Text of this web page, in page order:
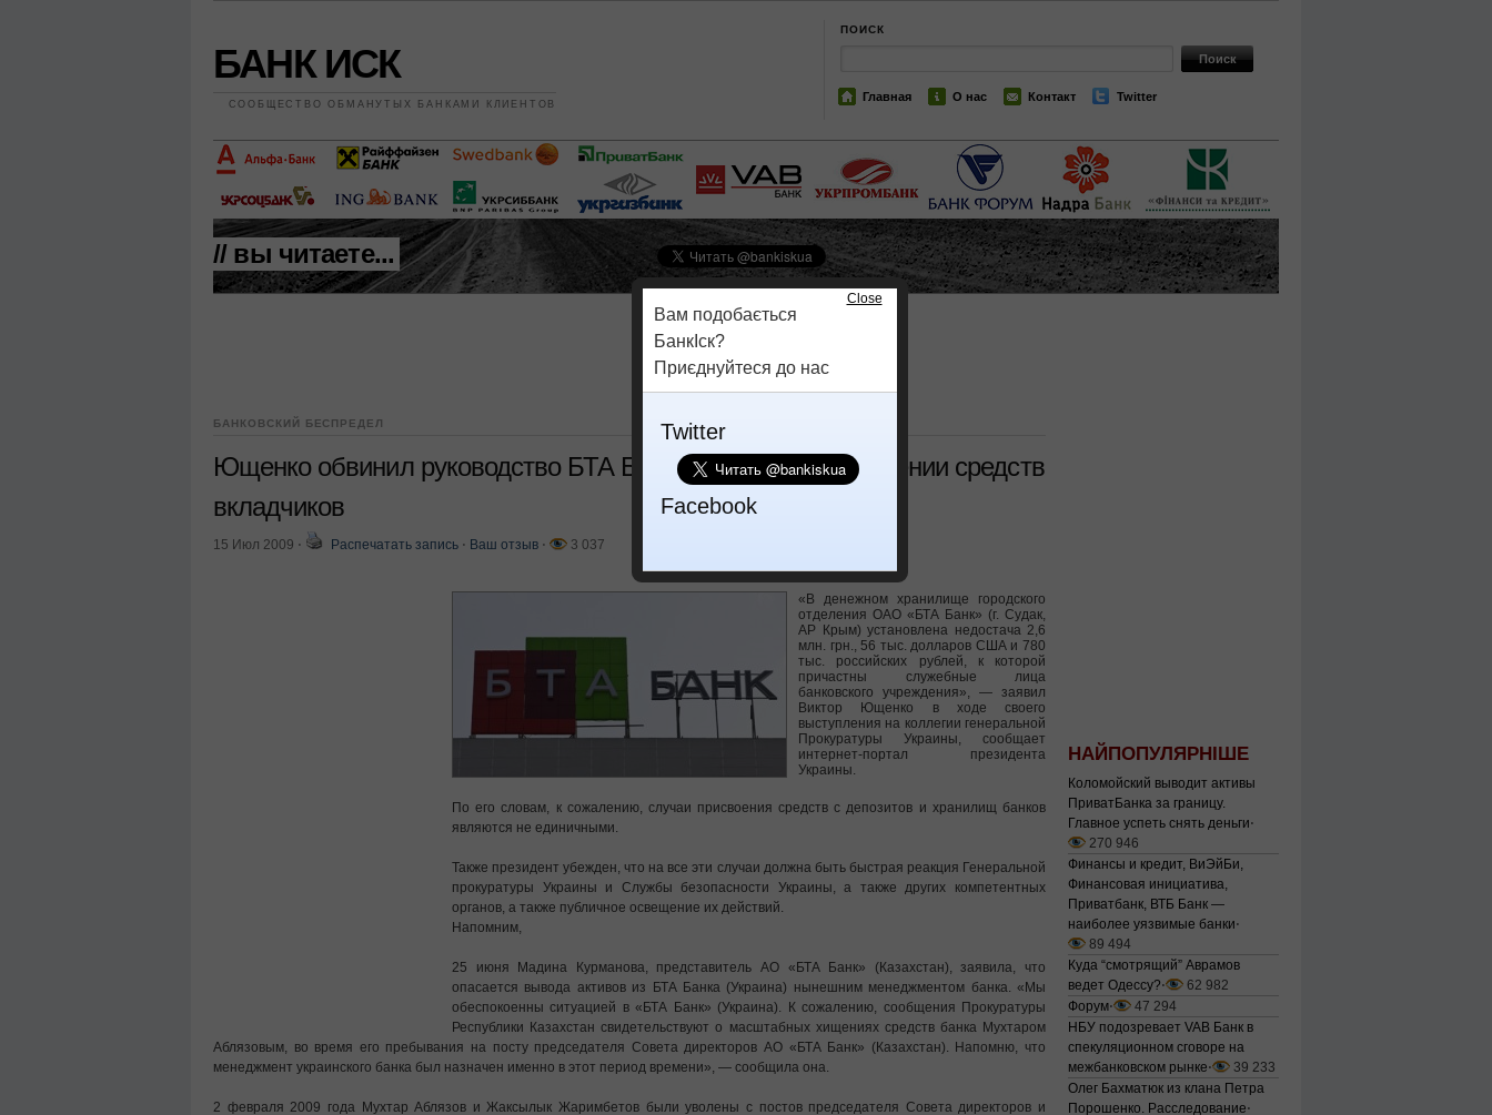
БАНК ИСК
СООБЩЕСТВО ОБМАНУТЫХ БАНКАМИ КЛИЕНТОВ
ПОИСК
Главная О нас Контакт Twitter
// вы читаете...
БАНКОВСКИЙ БЕСПРЕДЕЛ
Ющенко обвинил руководство БТА Банка Украина в присвоении средств
вкладчиков
15 Июл 2009 ⋅ Распечатать запись ⋅ Ваш отзыв ⋅ 3 037
«В денежном хранилище городского
отделения ОАО «БТА Банк» (г. Судак,
АР Крым) установлена недостача 2,6
млн. грн., 56 тыс. долларов США и 780
тыс. российских рублей, к которой
причастны служебные лица
банковского учреждения», — заявил
Виктор Ющенко в ходе своего
выступления на коллегии генеральной
Прокуратуры Украины, сообщает
интернет-портал президента
Украины.
По его словам, к сожалению, случаи присвоения средств с депозитов и хранилищ банков
являются не единичными.
Также президент убежден, что на все эти случаи должна быть быстрая реакция Генеральной
прокуратуры Украины и Службы безопасности Украины, а также других компетентных
органов, а также публичное освещение их действий.
Напомним,
25 июня Мадина Курманова, представитель АО «БТА Банк» (Казахстан), заявила, что
опасается вывода активов из БТА Банка (Украина) нынешним менеджментом банка. «Мы
обеспокоенны ситуацией в «БТА Банк» (Украина). К сожалению, сообщения Прокуратуры
Республики Казахстан свидетельствуют о масштабных хищениях средств банка Мухтаром
Аблязовым, во время его пребывания на посту председателя Совета директоров АО «БТА Банк» (Казахстан). Напомню, что
менеджмент украинского банка был назначен именно в этот период времени», — сообщила она.
2 февраля 2009 года Мухтар Аблязов и Жаксылык Жаримбетов были уволены с постов председателя Совета директоров и
НАЙПОПУЛЯРНІШЕ
Коломойский выводит активы
ПриватБанка за границу.
Главное успеть снять деньги⋅
270 946
Финансы и кредит, ВиЭйБи,
Финансовая инициатива,
Приватбанк, ВТБ Банк —
наиболее уязвимые банки⋅
89 494
Куда “смотрящий” Аврамов
ведет Одессу?⋅
62 982
Форум⋅
47 294
НБУ подозревает VAB Банк в
спекуляционном сговоре на
межбанковском рынке⋅
39 233
Олег Бахматюк из клана Петра
Порошенко. Расследование⋅
Close
Вам подобається
БанкІск?
Приєднуйтеся до нас
Twitter
Facebook